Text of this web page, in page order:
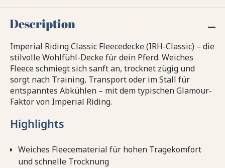
Description
Imperial Riding Classic Fleecedecke (IRH-Classic) – die
stilvolle Wohlfühl-Decke für dein Pferd. Weiches
Fleece schmiegt sich sanft an, trocknet zügig und
sorgt nach Training, Transport oder im Stall für
entspanntes Abkühlen – mit dem typischen Glamour-
Faktor von Imperial Riding.
Highlights
Weiches Fleecematerial für hohen Tragekomfort
und schnelle Trocknung